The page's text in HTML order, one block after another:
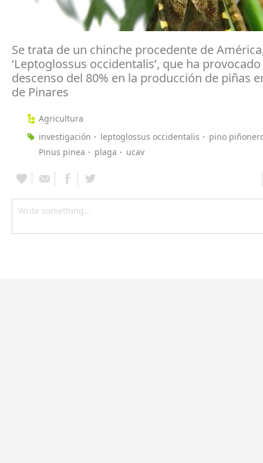
Se trata de un chinche procedente de
‘Leptoglossus occidentalis’, que ha
descenso del 80% en la producción de piñas
de Pinares
Agricultura
investigación
leptoglossus occidentalis
pino
Pinus pinea
plaga ucav